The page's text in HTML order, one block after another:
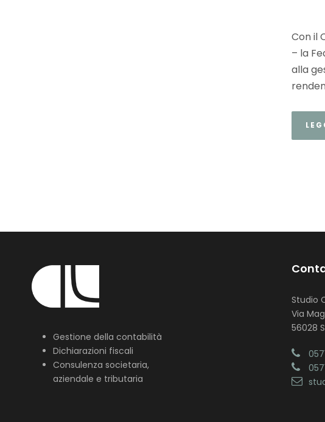
Con il
– la
alla
Gestione della contabilità
Dichiarazioni fiscali
Consulenza societaria,
aziendale e tributaria
Studio
Via
56028